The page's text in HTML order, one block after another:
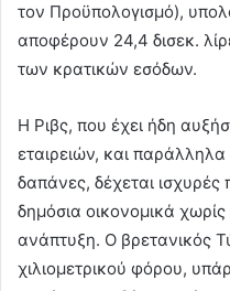
τον Προϋπολογισμό),
αποφέρουν 24,4 δισεκ.
των κρατικών εσόδων.
Η Ριβς, που έχει ήδη
εταιρειών, και παράλληλα
δαπάνες, δέχεται ισχυρές
δημόσια οικονομικά
ανάπτυξη. Ο βρετανικός
χιλιομετρικού φόρου,